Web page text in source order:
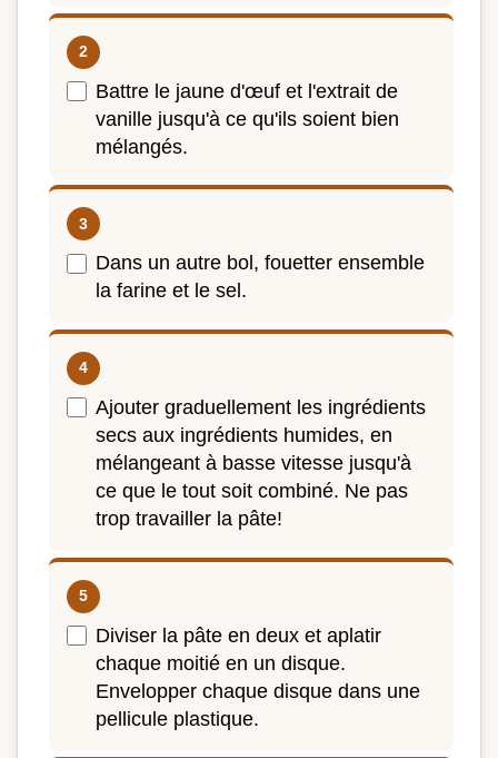
Battre le jaune d'œuf et l'extrait de
vanille jusqu'à ce qu'ils soient bien
mélangés.
Dans un autre bol, fouetter ensemble
la farine et le sel.
Ajouter graduellement les ingrédients
secs aux ingrédients humides, en
mélangeant à basse vitesse jusqu'à
ce que le tout soit combiné. Ne pas
trop travailler la pâte!
Diviser la pâte en deux et aplatir
chaque moitié en un disque.
Envelopper chaque disque dans une
pellicule plastique.